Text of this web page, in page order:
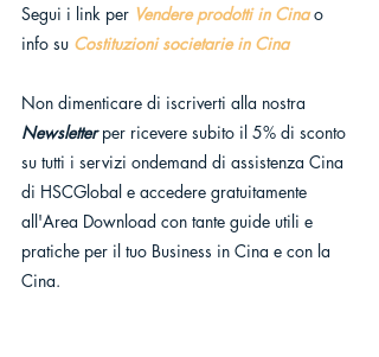
Segui i link per Vendere prodotti in Cina o
info su Costituzioni societarie in Cina
Non dimenticare di iscriverti alla nostra
Newsletter per ricevere subito il 5% di sconto
su tutti i servizi ondemand di assistenza Cina
di HSCGlobal e accedere gratuitamente
all'Area Download con tante guide utili e
pratiche per il tuo Business in Cina e con la
Cina.